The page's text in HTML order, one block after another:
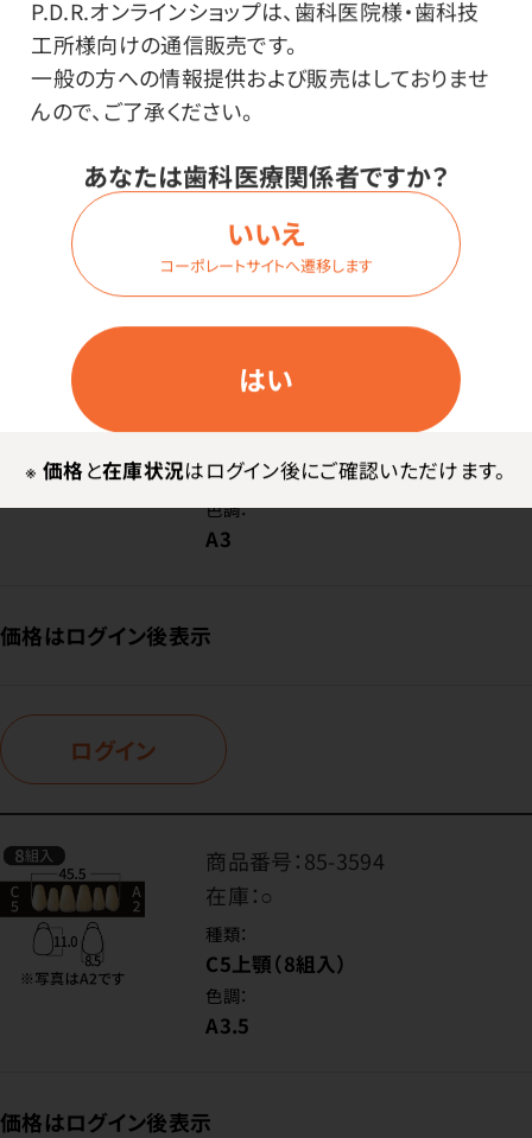
P.D.R.オンラインショップは、歯科医院様・歯科技
工所様向けの通信販売です。
一般の方への情報提供および販売はしておりませ
んので、ご了承ください。
あなたは歯科医療関係者ですか？
はい
いいえ
コーポレートサイトへ遷移します
※ 価格と在庫状況はログイン後にご確認いただけます。
色調：
A2
ログイン
商品番号：
C5上顎（8組入）
色調：
A3
価格はログイン後表示
ログイン
商品番号：85-3594
在庫：○
種類：
C5上顎（8組入）
色調：
A3.5
価格はログイン後表示